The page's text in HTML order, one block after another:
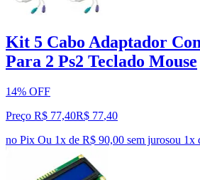
Kit 5 Cabo Adaptador
Para 2 Ps2 Teclado Mouse
14% OFF
Preço R$ 77,40R$ 77,40
no Pix Ou 1x de R$ 90,00 sem jurosou 1x